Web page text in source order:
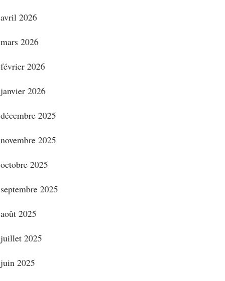
avril 2026
mars 2026
février 2026
janvier 2026
décembre 2025
novembre 2025
octobre 2025
septembre 2025
août 2025
juillet 2025
juin 2025